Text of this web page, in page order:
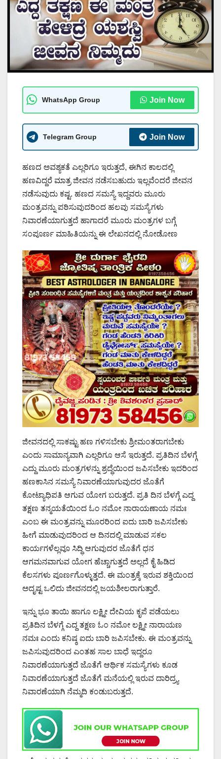
WhatsApp Group Join Now
Telegram Group Join Now
ಹಣದ ಅವಶ್ಯಕತೆ ಎಲ್ಲರಿಗೂ ಇರುತ್ತದೆ, ಈಗಿನ ಕಾಲದಲ್ಲಿ
ಹಣವಿದ್ದರೆ ಮಾತ್ರ ಜೀವನ ನಡೆಸಬಹುದು ಇಲ್ಲವೆಂದರೆ ಜೀವನ
ನಡೆಸುವುದು ಕಷ್ಟ. ಹಣದ ಸಮಸ್ಯೆ ಇದ್ದವರು ಮೂರು
ಮಂತ್ರವನ್ನು ಪಠಿಸುವುದರಿಂದ ಹಲವು ಸಮಸ್ಯೆಗಳು
ನಿವಾರಣೆಯಾಗುತ್ತದೆ ಹಾಗಾದರೆ ಮೂರು ಮಂತ್ರಗಳ ಬಗ್ಗೆ
ಸಂಪೂರ್ಣ ಮಾಹಿತಿಯನ್ನು ಈ ಲೇಖನದಲ್ಲಿ ನೋಡೋಣ
ಜೀವನದಲ್ಲಿ ಸಾಕಷ್ಟು ಹಣ ಗಳಿಸಬೇಕು ಶ್ರೀಮಂತರಾಗಬೇಕು
ಎಂದು ಸಾಮಾನ್ಯವಾಗಿ ಎಲ್ಲರಿಗೂ ಆಸೆ ಇರುತ್ತದೆ. ಪ್ರತಿದಿನ ಬೆಳಗ್ಗೆ
ಎದ್ದು ಮೂರು ಮಂತ್ರಗಳನ್ನು ಶ್ರದ್ಧೆಯಿಂದ ಜಪಿಸಬೇಕು ಇದರಿಂದ
ಹಣಕಾಸಿನ ಸಮಸ್ಯೆ ನಿವಾರಣೆಯಾಗುವುದರ ಜೊತೆಗೆ
ಕೋಟ್ಯಾಧಿಪತಿ ಆಗುವ ಯೋಗ ಬರುತ್ತದೆ. ಪ್ರತಿ ದಿನ ಬೆಳಗ್ಗೆ ಎದ್ದ
ತಕ್ಷಣ ತನ್ಮಯತೆಯಿಂದ ಓಂ ನಮೋ ನಾರಾಯಣಾಯ ನಮಃ
ಎಂಬ ಈ ಮಂತ್ರವನ್ನು ಮೂರರಿಂದ ಐದು ಬಾರಿ ಜಪಿಸಬೇಕು
ಹೀಗೆ ಮಾಡುವುದರಿಂದ ಆ ದಿನದಲ್ಲಿ ಮಾಡುವ ಸಕಲ
ಕಾರ್ಯಗಳೆಲ್ಲವೂ ಸಿದ್ಧಿ ಆಗುವುದರ ಜೊತೆಗೆ ಧನ
ಆಗಮನವಾಗುವ ಯೋಗ ಹೆಚ್ಚಾಗುತ್ತದೆ ಅಲ್ಲದೆ ಕೈ ಹಿಡಿದ
ಕೆಲಸಗಳು ಪೂರ್ಣಗೊಳ್ಳುತ್ತದೆ. ಈ ಮಂತ್ರಕ್ಕೆ ಇರುವ ಶಕ್ತಿಯಿಂದ
ಅದೃಷ್ಟ ಒಲಿದು ಜೀವನದಲ್ಲಿ ಜಯಶೀಲರಾಗುತ್ತಾರೆ.
ಇನ್ನು ಭೂ ತಾಯಿ ಹಾಗೂ ಲಕ್ಷ್ಮೀ ದೇವಿಯ ಕೃಪೆ ಪಡೆಯಲು
ಪ್ರತಿದಿನ ಬೆಳಗ್ಗೆ ಎದ್ದ ತಕ್ಷಣ ಓಂ ನಮೋ ಲಕ್ಷ್ಮೀ ನಾರಾಯಣ
ನಮಃ ಎಂದು ಕನಿಷ್ಠ ಐದು ಬಾರಿ ಜಪಿಸಬೇಕು. ಈ ಮಂತ್ರವನ್ನು
ಜಪಿಸುವುದರಿಂದ ಎಂತಹ ಸಾಲ ಬಾಧೆ ಇದ್ದರೂ
ನಿವಾರಣೆಯಾಗುತ್ತದೆ ಜೊತೆಗೆ ಆರ್ಥಿಕ ಸಮಸ್ಯೆಗಳು ಕೂಡ
ನಿವಾರಣೆಯಾಗುತ್ತದೆ ಜೊತೆಗೆ ಮನೆಯಲ್ಲಿ ಇರುವ ದಾರಿದ್ರ್ಯ
ನಿವಾರಣೆಯಾಗಿ ನೆಮ್ಮದಿ ಕಂಡುಬರುತ್ತದೆ.